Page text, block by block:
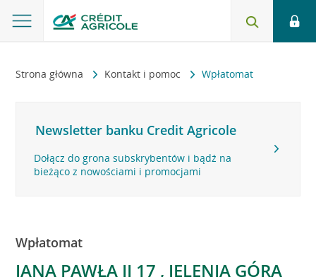
Strona główna Kontakt i pomoc Wpłatomat
Newsletter banku Credit Agricole
Dołącz do grona subskrybentów i bądź na
bieżąco z nowościami i promocjami
Wpłatomat
JANA PAWŁA II 17 , JELENIA GÓRA